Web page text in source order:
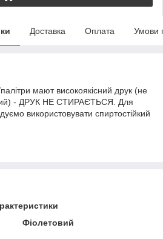
Доставка Оплата Умови
палітри мают високоякісний друк (не
- ДРУК НЕ СТИРАЄТЬСЯ. Для
використовувати спиртостійкий
Фіолетовий